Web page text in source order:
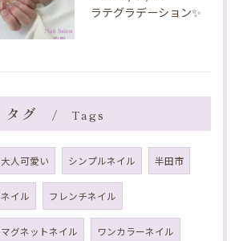
ラテグラデーション✨️
タグ Tags
大人可愛い シンプルネイル 半田市
ネイル フレンチネイル
マグネットネイル ワンカラーネイル